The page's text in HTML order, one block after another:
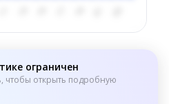
ограничен
чтобы открыть подробную